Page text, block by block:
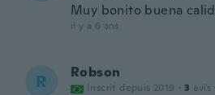
Muy bonito buena
il y a 6 ans
R Robson
Inscrit depuis 2019 · 3 avis